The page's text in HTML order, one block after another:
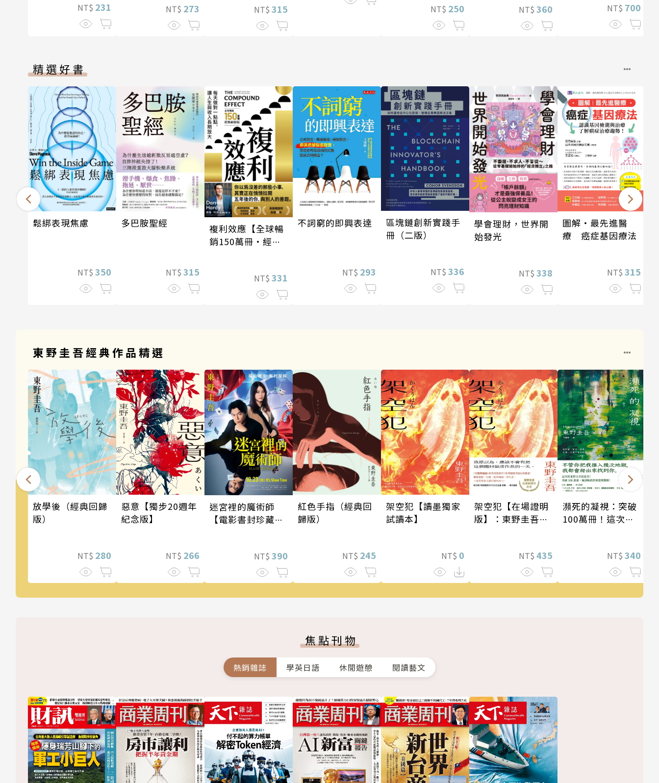
NT$ 231 NT$ 273 NT$ 315 NT$ 250 NT$ 360 NT$ 700
精選好書
鬆綁表現焦慮
NT$ 350
多巴胺聖經
NT$ 315
複利效應【全球暢
銷150萬冊・經典
NT$ 331
不詞窮的即興表達
NT$ 293
區塊鏈創新實踐手
冊（二版）
NT$ 336
學會理財，世界開
始發光
NT$ 338
圖解‧最先進醫
療 癌症基因療法
NT$ 315
東野圭吾經典作品精選
放學後（經典回歸
版）
NT$ 280
惡意【獨步20週年
紀念版】
NT$ 266
迷宮裡的魔術師
【電影書封珍藏
NT$ 390
紅色手指（經典回
歸版）
NT$ 245
架空犯【讀墨獨家
試讀本】
NT$ 0
架空犯【在場證明
版】：東野圭吾出
列重磅新作！
NT$ 435
瀕死的凝視：突破
100萬冊！這次的
NT$ 340
焦點刊物
熱銷雜誌 學英日語 休閒遊憩 閱讀藝文